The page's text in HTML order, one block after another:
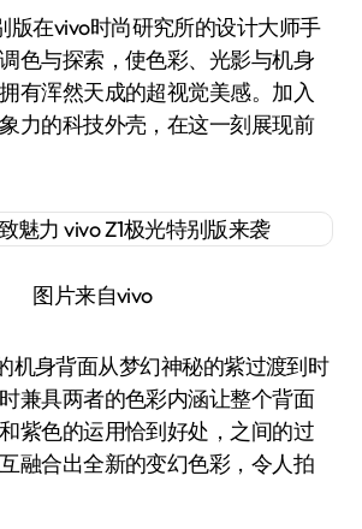
版在vivo时尚研究所的设计大师手
色与探索，使色彩、光影与机身
有浑然天成的超视觉美感。加入
力的科技外壳，在这一刻展现前
图片来自vivo
机身背面从梦幻神秘的紫过渡到时
兼具两者的色彩内涵让整个背面
紫色的运用恰到好处，之间的过
融合出全新的变幻色彩，令人拍